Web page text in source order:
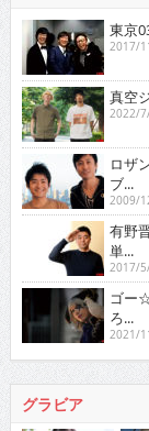
東京
2017/
真空
2022/
ロザ
ブ...
2009/
有野
単...
2017/
ゴー
ろ...
2021/
グラビア